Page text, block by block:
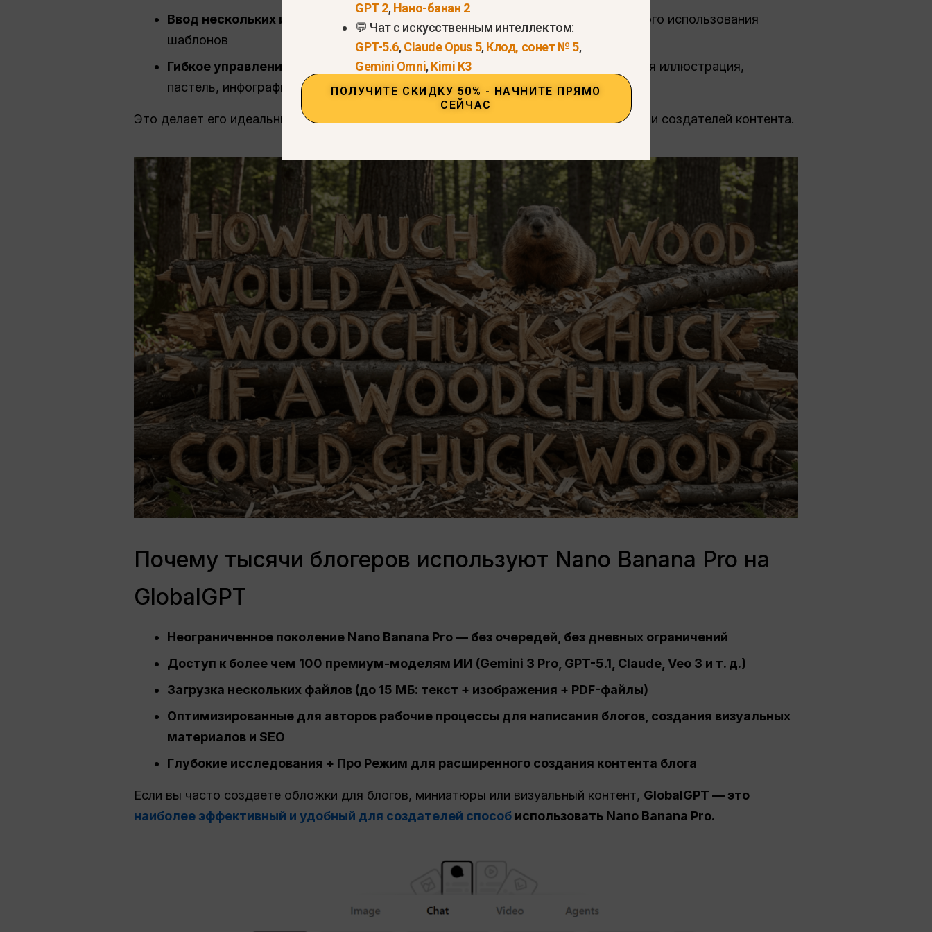
Ввод нескольких изображенийдля единообразного брендинга и многократного использования
шаблонов
Гибкое управление стилем
(минималистичный, кинематографический, плоская иллюстрация,
пастель, инфографика)
Это делает его идеальным инструментом для блогеров, редакторов, маркетологов и создателей контента.
Почему тысячи блогеров используют Nano Banana Pro на
GlobalGPT
Неограниченное поколение Nano Banana Pro — без очередей, без дневных ограничений
Доступ к более чем 100 премиум-моделям ИИ (Gemini 3 Pro, GPT-5.1, Claude, Veo 3 и т. д.)
Загрузка нескольких файлов (до 15 МБ: текст + изображения + PDF-файлы)
Оптимизированные для авторов рабочие процессы для написания блогов, создания визуальных
материалов и SEO
Глубокие исследования + Про Режим для расширенного создания контента блога
Если вы часто создаете обложки для блогов, миниатюры или визуальный контент, GlobalGPT — это
наиболее эффективный и удобный для создателей способ использовать Nano Banana Pro.
GPT 2,Нано-банан 2
💬 Чат с искусственным интеллектом:
GPT-5.6,Claude Opus 5,Клод, сонет № 5,
Gemini Omni,Kimi K3
ПОЛУЧИТЕ СКИДКУ 50% - НАЧНИТЕ ПРЯМО
СЕЙЧАС